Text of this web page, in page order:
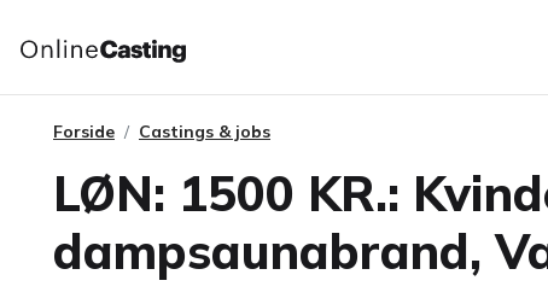
Forside Castings & jobs
LØN: 1500 KR.:
dampsaunabrand,